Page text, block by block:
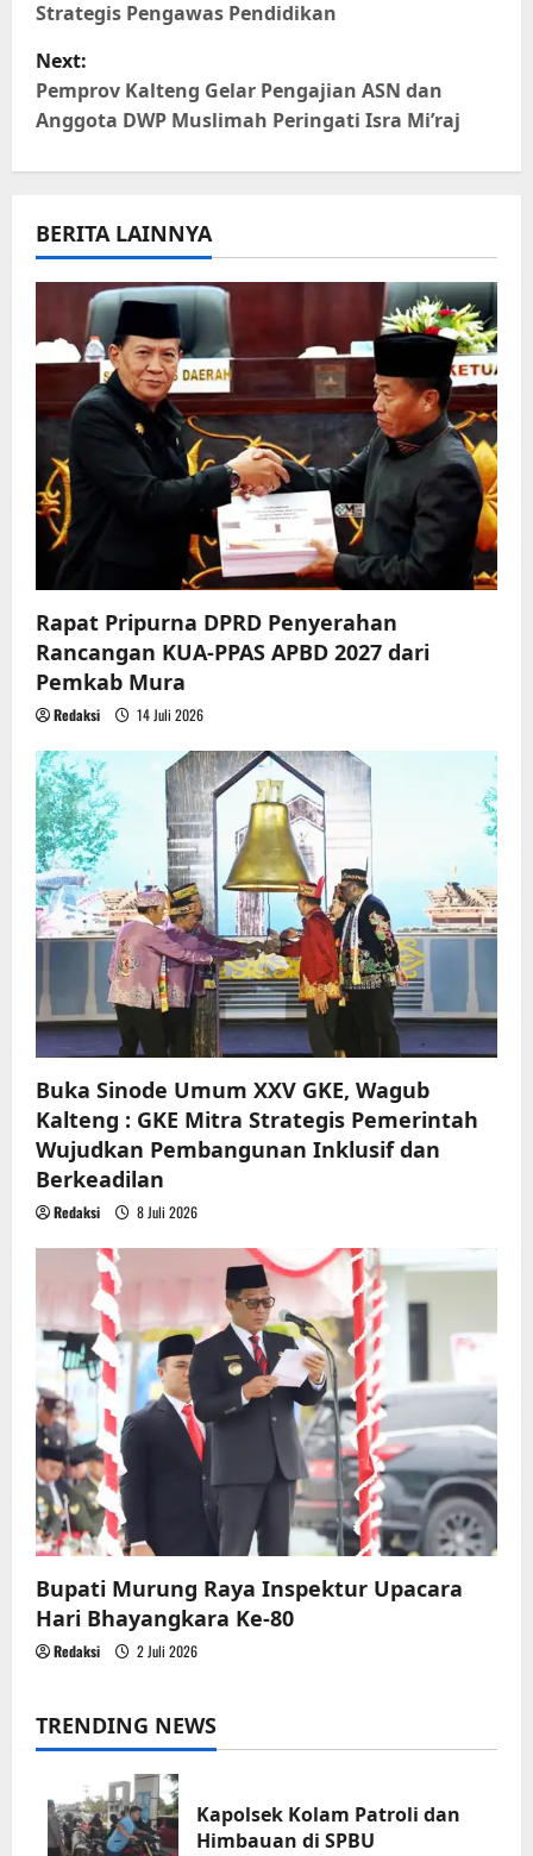
s
t
v
i
g
t
i
o
n
Strategis Pengawas Pendidikan
Next:
Pemprov Kalteng Gelar Pengajian ASN dan
Anggota DWP Muslimah Peringati Isra Mi’raj
BERITA LAINNYA
Rapat Pripurna DPRD Penyerahan
Rancangan KUA-PPAS APBD 2027 dari
Pemkab Mura
Redaksi 14 Juli 2026
Buka Sinode Umum XXV GKE, Wagub
Kalteng : GKE Mitra Strategis Pemerintah
Wujudkan Pembangunan Inklusif dan
Berkeadilan
Redaksi 8 Juli 2026
Bupati Murung Raya Inspektur Upacara
Hari Bhayangkara Ke-80
Redaksi 2 Juli 2026
TRENDING NEWS
Kapolsek Kolam Patroli dan
Himbauan di SPBU